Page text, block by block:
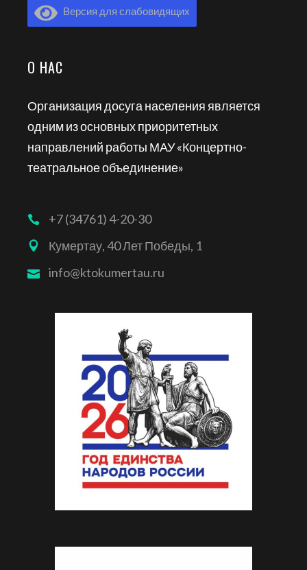
Версия для слабовидящих
О НАС
Организация досуга населения является
одним из основных приоритетных
направлений работы МАУ «Концертно-
театральное объединение»
+7 (34761) 4-20-30
Кумертау, 40 Лет Победы, 1
info@ktokumertau.ru